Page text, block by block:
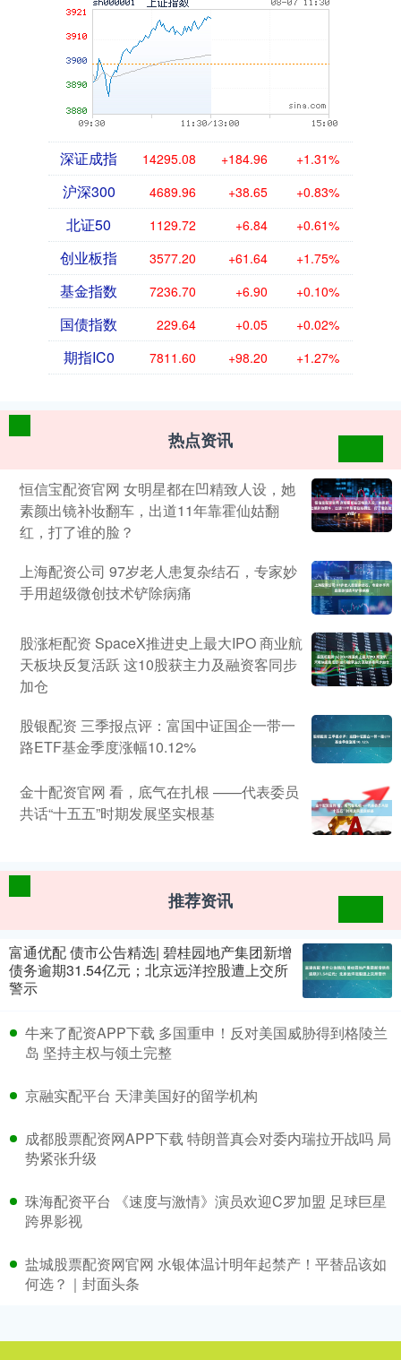
深证成指 14295.08 +184.96 +1.31%
沪深300 4689.96 +38.65 +0.83%
北证50 1129.72 +6.84 +0.61%
创业板指 3577.20 +61.64 +1.75%
基金指数 7236.70 +6.90 +0.10%
国债指数 229.64 +0.05 +0.02%
期指IC0 7811.60 +98.20 +1.27%
热点资讯
恒信宝配资官网 女明星都在凹精致人设，她
素颜出镜补妆翻车，出道11年靠霍仙姑翻
红，打了谁的脸？
上海配资公司 97岁老人患复杂结石，专家妙
手用超级微创技术铲除病痛
股涨柜配资 SpaceX推进史上最大IPO 商业航
天板块反复活跃 这10股获主力及融资客同步
加仓
股银配资 三季报点评：富国中证国企一带一
路ETF基金季度涨幅10.12%
金十配资官网 看，底气在扎根 ——代表委员
共话“十五五”时期发展坚实根基
推荐资讯
富通优配 债市公告精选| 碧桂园地产集团新增
债务逾期31.54亿元；北京远洋控股遭上交所
警示
牛来了配资APP下载 多国重申！反对美国威胁得到格陵兰
岛 坚持主权与领土完整
京融实配平台 天津美国好的留学机构
成都股票配资网APP下载 特朗普真会对委内瑞拉开战吗 局
势紧张升级
珠海配资平台 《速度与激情》演员欢迎C罗加盟 足球巨星
跨界影视
盐城股票配资网官网 水银体温计明年起禁产！平替品该如
何选？｜封面头条